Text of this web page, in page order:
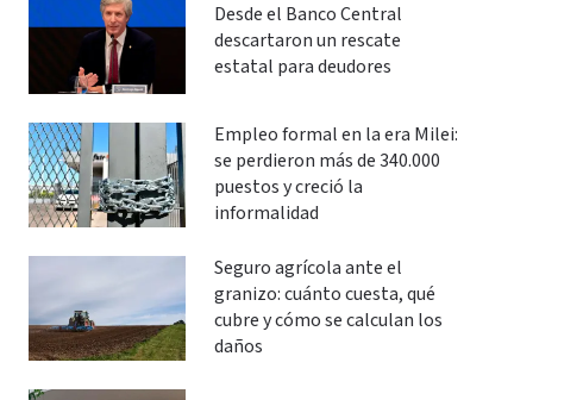
Desde el Banco Central
descartaron un rescate
estatal para deudores
Empleo formal en la era Milei:
se perdieron más de 340.000
puestos y creció la
informalidad
Seguro agrícola ante el
granizo: cuánto cuesta, qué
cubre y cómo se calculan los
daños